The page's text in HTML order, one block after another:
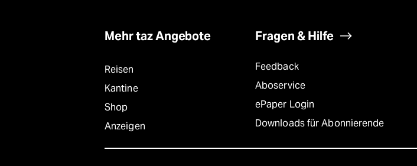
Mehr taz Angebote
Reisen
Kantine
Shop
Anzeigen
Fragen & Hilfe
Feedback
Aboservice
ePaper Login
Downloads für Abonnierende